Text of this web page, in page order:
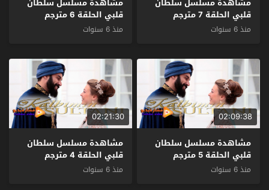
قلبي الحلقة 7 مترجم
منذ 6 سنوات
قلبي الحلقة 6 مترجم
منذ 6 سنوات
02:09:38
مشاهدة مسلسل سلطان
قلبي الحلقة 5 مترجم
منذ 6 سنوات
02:21:30
مشاهدة مسلسل سلطان
قلبي الحلقة 4 مترجم
منذ 6 سنوات